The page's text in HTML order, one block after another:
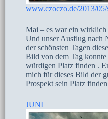
www.czoczo.de/2013/
Mai – es war ein
Und unser Ausflug nach
der schönsten Tagen
Bild von dem Tag konnte
würdigen Platz finden .
mich für dieses Bild der
Prospekt sein Platz
JUNI